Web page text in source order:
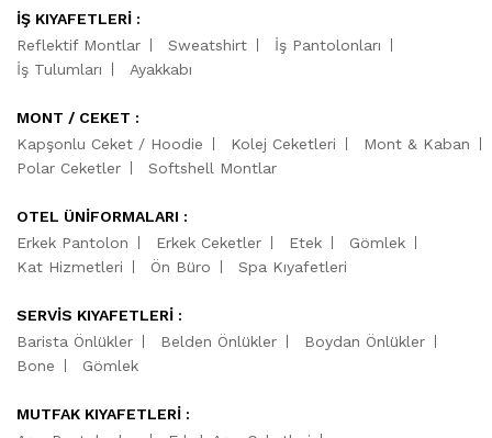
İŞ KIYAFETLERİ :
Reflektif Montlar
Sweatshirt
İş Pantolonları
İş Tulumları
Ayakkabı
MONT / CEKET :
Kapşonlu Ceket / Hoodie
Kolej Ceketleri
Mont & Kaban
Polar Ceketler
Softshell Montlar
OTEL ÜNİFORMALARI :
Erkek Pantolon
Erkek Ceketler Etek
Gömlek
Kat Hizmetleri
Ön Büro Spa Kıyafetleri
SERVİS KIYAFETLERİ :
Barista Önlükler
Belden Önlükler
Boydan Önlükler
Bone
Gömlek
MUTFAK KIYAFETLERİ :